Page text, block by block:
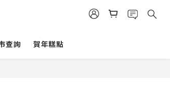
查詢 賀年糕點